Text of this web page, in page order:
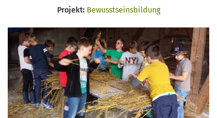
Projekt: Bewusstseinsbildung